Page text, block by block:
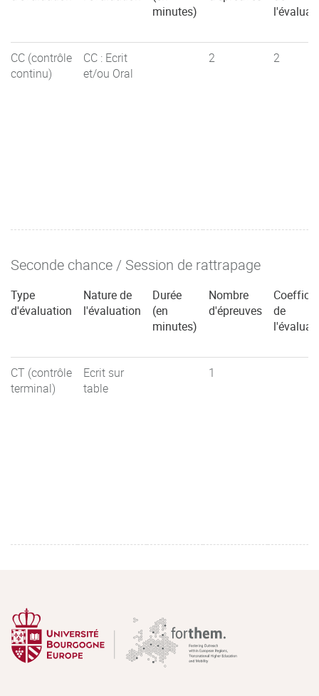
minutes)
CC (contrôle
continu)
CC : Ecrit
et/ou Oral
2 2
Seconde chance / Session de rattrapage
Type
d'évaluation
Nature de
l'évaluation
Durée
(en
minutes)
Nombre
d'épreuves
de
CT (contrôle
terminal)
Ecrit sur
table
1